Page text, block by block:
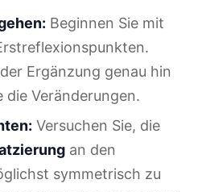
Beginnen Sie mit
Ergänzung genau hin
die Veränderungen.
Versuchen Sie, die
an den
symmetrisch zu